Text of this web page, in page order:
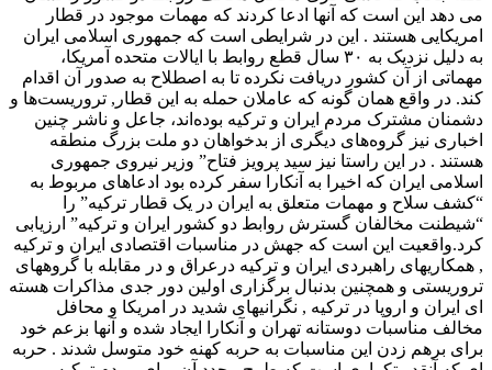
می دهد این است که آنها ادعا کردند که مهمات موجود در قطار
امریکایی هستند . این در شرایطی است که جمهوری اسلامی ایران
به دلیل نزدیک به ۳۰ سال قطع روابط با ایالات متحده آمریکا،
مهماتی از آن کشور دریافت نکرده تا به اصطلاح به صدور آن اقدام
کند. در واقع همان گونه که عاملان حمله به این قطار, تروریست‌ها و
دشمنان مشترک مردم ایران و ترکیه بوده‌اند، جاعل و ناشر چنین
اخباری نیز گروه‌های دیگری از بدخواهان دو ملت بزرگ منطقه
هستند . در این راستا نیز سید پرویز فتاح” وزیر نیروی جمهوری
اسلامی ایران که اخیرا به آنکارا سفر کرده بود ادعاهای مربوط به
“کشف سلاح و مهمات متعلق به ایران در یک قطار ترکیه” را
“شیطنت مخالفان گسترش روابط دو کشور ایران و ترکیه” ارزیابی
کرد.واقعیت این است که جهش در مناسبات اقتصادی ایران و ترکیه
, همکاریهای راهبردی ایران و ترکیه درعراق و در مقابله با گروههای
تروریستی و همچنین بدنبال برگزاری اولین دور جدی مذاکرات هسته
ای ایران و اروپا در ترکیه , نگرانیهای شدید در امریکا و محافل
مخالف مناسبات دوستانه تهران و آنکارا ایجاد شده و آنها بزعم خود
برای برهم زدن این مناسبات به حربه کهنه خود متوسل شدند . حربه